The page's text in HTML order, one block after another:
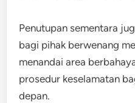
Penutupan sementara
bagi pihak berwenang
menandai area
prosedur keselamatan
depan.